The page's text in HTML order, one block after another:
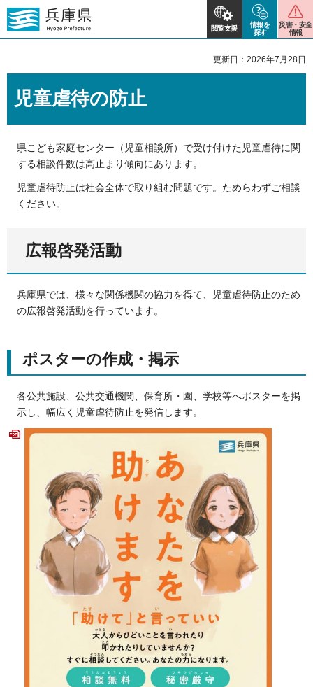
閲覧支援
情報を
探す
災害・安全
情報
更新日：2026年7月28日
児童虐待の防止
県こども家庭センター（児童相談所）で受け付けた児童虐待に関
する相談件数は高止まり傾向にあります。
児童虐待防止は社会全体で取り組む問題です。 ためらわずご相談
ください。
広報啓発活動
兵庫県では、様々な関係機関の協力を得て、児童虐待防止のため
の広報啓発活動を行っています。
ポスターの作成・掲示
各公共施設、公共交通機関、保育所・園、学校等へポスターを掲
示し、幅広く児童虐待防止を発信します。